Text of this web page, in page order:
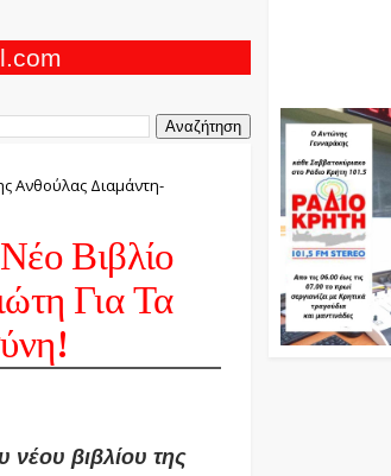
Ανθούλας Διαμάντη-
Βιβλίο
Για Τα
νέου βιβλίου της